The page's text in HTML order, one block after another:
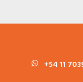
+54 11